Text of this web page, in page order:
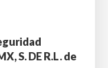
S. DE R.L. de